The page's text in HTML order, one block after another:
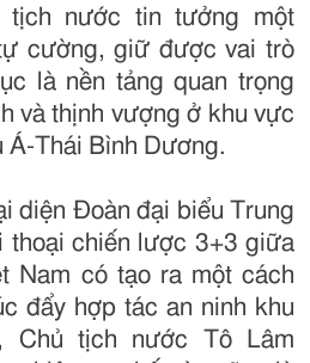
tịch nước tin tưởng một
cường, giữ được vai trò
là nền tảng quan trọng
và thịnh vượng ở khu vực
Thái Bình Dương.
diện Đoàn đại biểu Trung
thoại chiến lược 3+3 giữa
Nam có tạo ra một cách
đẩy hợp tác an ninh khu
Chủ tịch nước Tô Lâm